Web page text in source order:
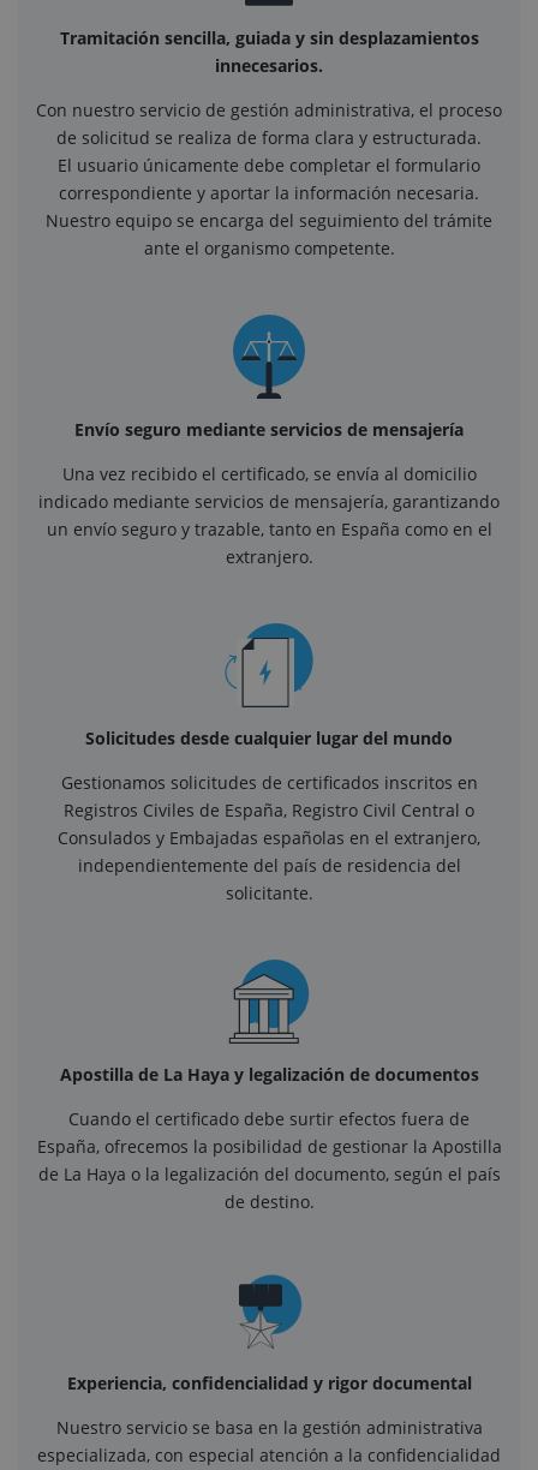
Tramitación sencilla, guiada y sin desplazamientos
innecesarios.
Con nuestro servicio de gestión administrativa, el proceso
de solicitud se realiza de forma clara y estructurada.
El usuario únicamente debe completar el formulario
correspondiente y aportar la información necesaria.
Nuestro equipo se encarga del seguimiento del trámite
ante el organismo competente.
Envío seguro mediante servicios de mensajería
Una vez recibido el certificado, se envía al domicilio
indicado mediante servicios de mensajería, garantizando
un envío seguro y trazable, tanto en España como en el
extranjero.
Solicitudes desde cualquier lugar del mundo
Gestionamos solicitudes de certificados inscritos en
Registros Civiles de España, Registro Civil Central o
Consulados y Embajadas españolas en el extranjero,
independientemente del país de residencia del
solicitante.
Apostilla de La Haya y legalización de documentos
Cuando el certificado debe surtir efectos fuera de
España, ofrecemos la posibilidad de gestionar la Apostilla
de La Haya o la legalización del documento, según el país
de destino.
Experiencia, confidencialidad y rigor documental
Nuestro servicio se basa en la gestión administrativa
especializada, con especial atención a la confidencialidad